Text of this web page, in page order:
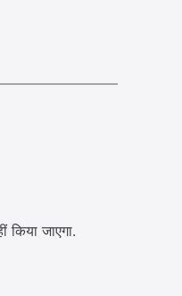
किया जाएगा.